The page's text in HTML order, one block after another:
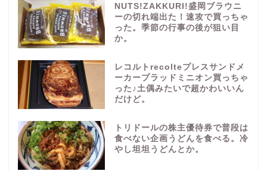
NUTS!ZAKKURI!盛岡ブラウニ
ーの切れ端出た！速攻で買っちゃ
った。季節の行事の後が狙い目
か。
レコルトrecolteプレスサンドメ
ーカープラッドミニオン買っちゃ
った♪土偶みたいで超かわいいん
だけど。
トリドールの株主優待券で普段は
食べない企画うどんを食べる。冷
やし坦坦うどんとか。